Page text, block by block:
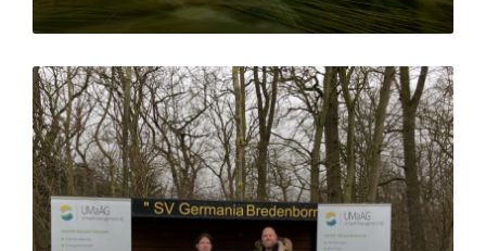
Mehr
erfahren